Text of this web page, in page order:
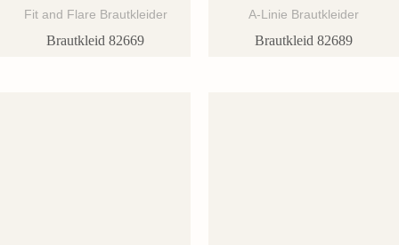
Fit and Flare Brautkleider
Brautkleid 82669
A-Linie Brautkleider
Brautkleid 82689